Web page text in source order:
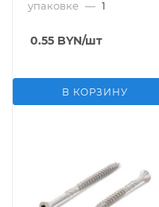
упаковке — 1
0.55 BYN/шт
В КОРЗИНУ